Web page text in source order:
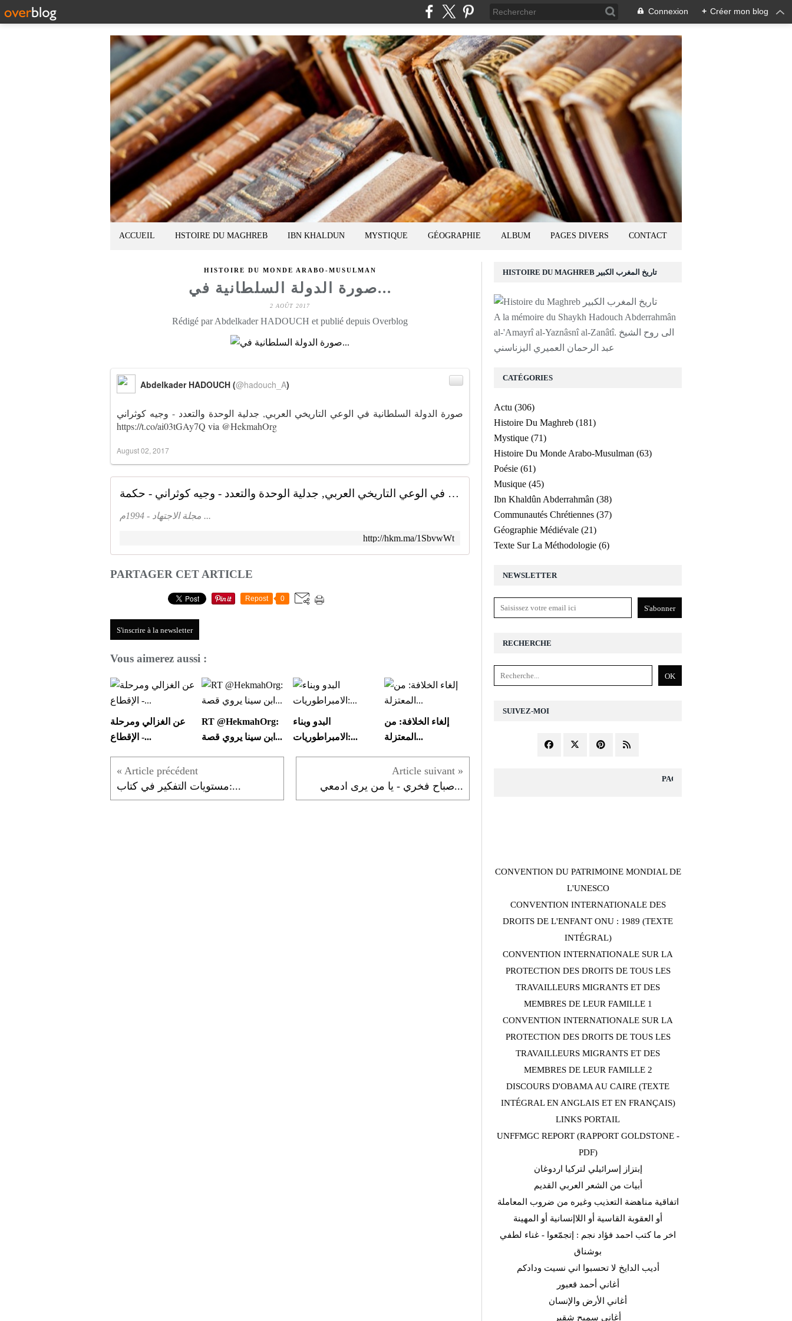
Connexion + Créer mon blog
ACCUEIL HSTOIRE DU MAGHREB IBN KHALDUN MYSTIQUE GÉOGRAPHIE ALBUM PAGES DIVERS CONTACT
HISTOIRE DU MONDE ARABO-MUSULMAN
صورة الدولة السلطانية في...
2 AOÛT 2017
Rédigé par Abdelkader HADOUCH et publié depuis Overblog
صورة الدولة السلطانية في الوعي التاريخي العربي, جدلية الوحدة والتعدد - وجيه كوثراني
https://t.co/ai03tGAy7Q via @HekmahOrg
Abdelkader HADOUCH (@hadouch_A)
August 02, 2017
صورة الدولة السلطانية في الوعي التاريخي العربي, جدلية الوحدة والتعدد - وجيه كوثراني - حكمة
مجلة الاجتهاد - 1994م ...
http://hkm.ma/1SbvwWt
PARTAGER CET ARTICLE
Repost 0
S'inscrire à la newsletter
Vous aimerez aussi :
عن الغزالي ومرحلة
الإقطاع -...
RT @HekmahOrg:
ابن سينا يروي قصة...
البدو وبناء
الامبراطوريات:...
إلغاء الخلافة: من
المعتزلة...
مستويات التفكير في كتاب:... صباح فخري - يا من يرى ادمعي...
NEWSLETTER
SUIVEZ-MOI
RECHERCHE
HISTOIRE DU MAGHREB تاريخ المغرب الكبير
A la mémoire du Shaykh Hadouch Abderrahmân
al-'Amayrî al-Yaznâsnî al-Zanâtî. الى روح الشيخ
عبد الرحمان العميري اليزناسني
CATÉGORIES
Actu (306)
Histoire Du Maghreb (181)
Mystique (71)
Histoire Du Monde Arabo-Musulman (63)
Poésie (61)
Musique (45)
Ibn Khaldûn Abderrahmân (38)
Communautés Chrétiennes (37)
Géographie Médiévale (21)
Texte Sur La Méthodologie (6)
PAGES DIVERS
CONVENTION DU PATRIMOINE MONDIAL DE
L'UNESCO
CONVENTION INTERNATIONALE DES
DROITS DE L'ENFANT ONU : 1989 (TEXTE
INTÉGRAL)
CONVENTION INTERNATIONALE SUR LA
PROTECTION DES DROITS DE TOUS LES
TRAVAILLEURS MIGRANTS ET DES
MEMBRES DE LEUR FAMILLE 1
CONVENTION INTERNATIONALE SUR LA
PROTECTION DES DROITS DE TOUS LES
TRAVAILLEURS MIGRANTS ET DES
MEMBRES DE LEUR FAMILLE 2
DISCOURS D'OBAMA AU CAIRE (TEXTE
INTÉGRAL EN ANGLAIS ET EN FRANÇAIS)
LINKS PORTAIL
UNFFMGC REPORT (RAPPORT GOLDSTONE -
PDF)
إبتزاز إسرائيلي لتركيا اردوغان
أبيات من الشعر العربي القديم
اتفاقية مناهضة التعذيب وغيره من ضروب المعاملة
أو العقوبة القاسية أو اللاإنسانية أو المهينة
اخر ما كتب احمد فؤاد نجم : إتجمّعوا - غناء لطفي
بوشناق
أديب الدايخ لا تحسبوا اني نسيت ودادكم
أغاني أحمد قعبور
أغاني الأرض والإنسان
أغاني سميح شقير